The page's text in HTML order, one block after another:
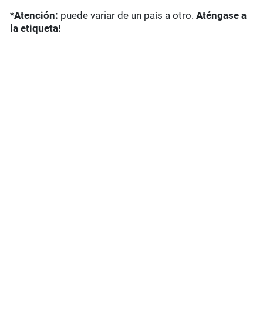
*Atención: puede variar de un país a otro.Aténgase a
la etiqueta!